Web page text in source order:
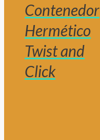
Contenedor
Hermético
Twist and
Click